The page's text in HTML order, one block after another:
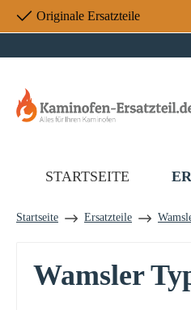
Hauptinhalt springen
Zur Suche springen
Zur Hauptnavigation springen
Originale Ersatzteile
STARTSEITE
Startseite Ersatzteile
Wamsler